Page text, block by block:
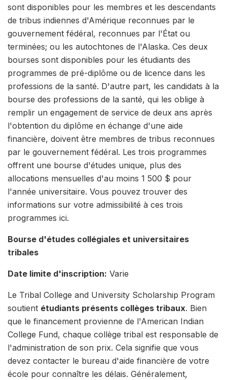
sont disponibles pour les membres et les descendants
de tribus indiennes d'Amérique reconnues par le
gouvernement fédéral, reconnues par l'État ou
terminées; ou les autochtones de l'Alaska. Ces deux
bourses sont disponibles pour les étudiants des
programmes de pré-diplôme ou de licence dans les
professions de la santé. D'autre part, les candidats à la
bourse des professions de la santé, qui les oblige à
remplir un engagement de service de deux ans après
l'obtention du diplôme en échange d'une aide
financière, doivent être membres de tribus reconnues
par le gouvernement fédéral. Les trois programmes
offrent une bourse d'études unique, plus des
allocations mensuelles d'au moins 1 500 $ pour
l'année universitaire. Vous pouvez trouver des
informations sur votre admissibilité à ces trois
programmes ici.
Bourse d'études collégiales et universitaires
tribales
Date limite d'inscription: Varie
Le Tribal College and University Scholarship Program
soutient étudiants présents collèges tribaux. Bien
que le financement provienne de l'American Indian
College Fund, chaque collège tribal est responsable de
l'administration de son prix. Cela signifie que vous
devez contacter le bureau d'aide financière de votre
école pour connaître les délais. Généralement,